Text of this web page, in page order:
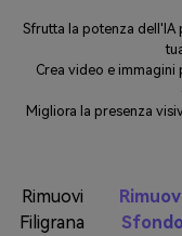
Sfrutta la potenza
Crea video e
Migliora la presenza
Rimuovi
Filigrana
Rimuovi
Sfondo